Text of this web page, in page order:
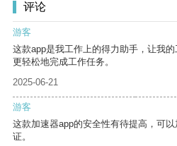
评论
游客
这款app是我工作上的得力助手，让我
更轻松地完成工作任务。
2025-06-21
游客
这款加速器app的安全性有待提高，可
证。